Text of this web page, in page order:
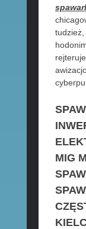
MIG